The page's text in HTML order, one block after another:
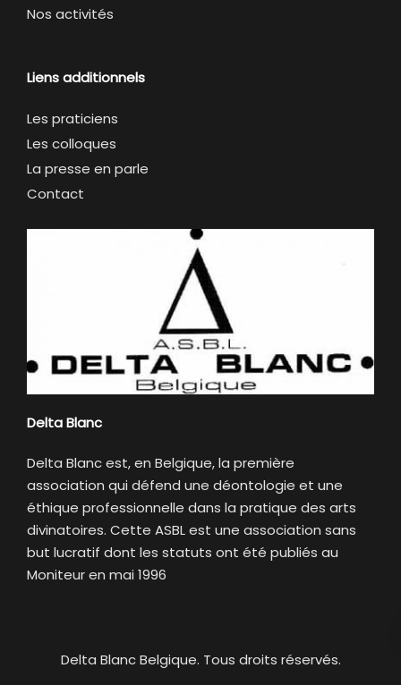
Nos activités
Liens additionnels
Les praticiens
Les colloques
La presse en parle
Contact
Delta Blanc
Delta Blanc est, en Belgique, la première
association qui défend une déontologie et une
éthique professionnelle dans la pratique des arts
divinatoires. Cette ASBL est une association sans
but lucratif dont les statuts ont été publiés au
Moniteur en mai 1996
Delta Blanc Belgique. Tous droits réservés.